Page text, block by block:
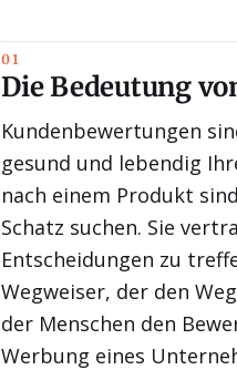
Die Bedeutung
Kundenbewertungen
gesund und lebendig
nach einem Produkt
Schatz suchen. Sie
Entscheidungen zu
Wegweiser, der den
der Menschen den
Werbung eines